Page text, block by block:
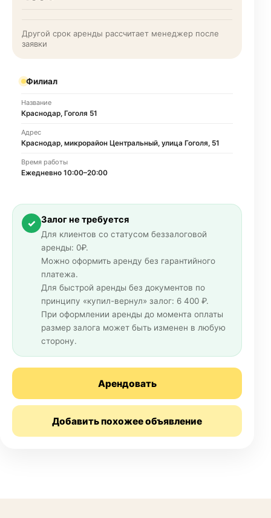
Другой срок аренды рассчитает менеджер после
заявки
Филиал
Название
Краснодар, Гоголя 51
Адрес
Краснодар, микрорайон Центральный, улица Гоголя, 51
Время работы
Ежедневно 10:00–20:00
✓ Залог не требуется
Для клиентов со статусом беззалоговой
аренды: 0₽.
Можно оформить аренду без гарантийного
платежа.
Для быстрой аренды без документов по
принципу «купил-вернул» залог: 6 400 ₽.
При оформлении аренды до момента оплаты
размер залога может быть изменен в любую
сторону.
Арендовать
Добавить похожее объявление